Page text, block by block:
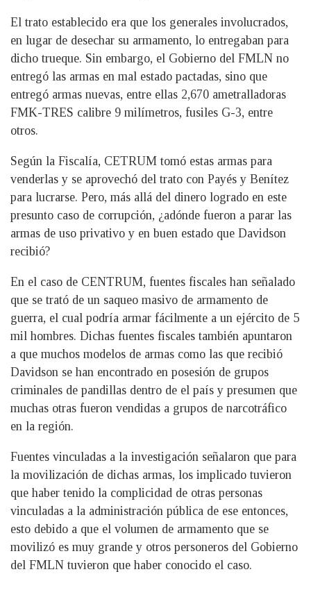
El trato establecido era que los generales involucrados,
en lugar de desechar su armamento, lo entregaban para
dicho trueque. Sin embargo, el Gobierno del FMLN no
entregó las armas en mal estado pactadas, sino que
entregó armas nuevas, entre ellas 2,670 ametralladoras
FMK-TRES calibre 9 milímetros, fusiles G-3, entre
otros.
Según la Fiscalía, CETRUM tomó estas armas para
venderlas y se aprovechó del trato con Payés y Benítez
para lucrarse. Pero, más allá del dinero logrado en este
presunto caso de corrupción, ¿adónde fueron a parar las
armas de uso privativo y en buen estado que Davidson
recibió?
En el caso de CENTRUM, fuentes fiscales han señalado
que se trató de un saqueo masivo de armamento de
guerra, el cual podría armar fácilmente a un ejército de 5
mil hombres. Dichas fuentes fiscales también apuntaron
a que muchos modelos de armas como las que recibió
Davidson se han encontrado en posesión de grupos
criminales de pandillas dentro de el país y presumen que
muchas otras fueron vendidas a grupos de narcotráfico
en la región.
Fuentes vinculadas a la investigación señalaron que para
la movilización de dichas armas, los implicado tuvieron
que haber tenido la complicidad de otras personas
vinculadas a la administración pública de ese entonces,
esto debido a que el volumen de armamento que se
movilizó es muy grande y otros personeros del Gobierno
del FMLN tuvieron que haber conocido el caso.